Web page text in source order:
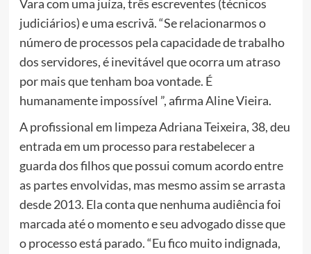
Vara com uma juíza, três escreventes (técnicos
judiciários) e uma escrivã. “Se relacionarmos o
número de processos pela capacidade de trabalho
dos servidores, é inevitável que ocorra um atraso
por mais que tenham boa vontade. É
humanamente impossível ”, afirma Aline Vieira.
A profissional em limpeza Adriana Teixeira, 38, deu
entrada em um processo para restabelecer a
guarda dos filhos que possui comum acordo entre
as partes envolvidas, mas mesmo assim se arrasta
desde 2013. Ela conta que nenhuma audiência foi
marcada até o momento e seu advogado disse que
o processo está parado. “Eu fico muito indignada,